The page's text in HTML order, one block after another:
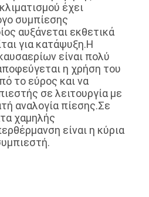
έχει
συμπίεσης
αυξάνεται εκθετικά
για κατάψυξη.Η
είναι πολύ
η χρήση του
το εύρος και να
σε λειτουργία με
αναλογία πίεσης.Σε
χαμηλής
είναι η κύρια